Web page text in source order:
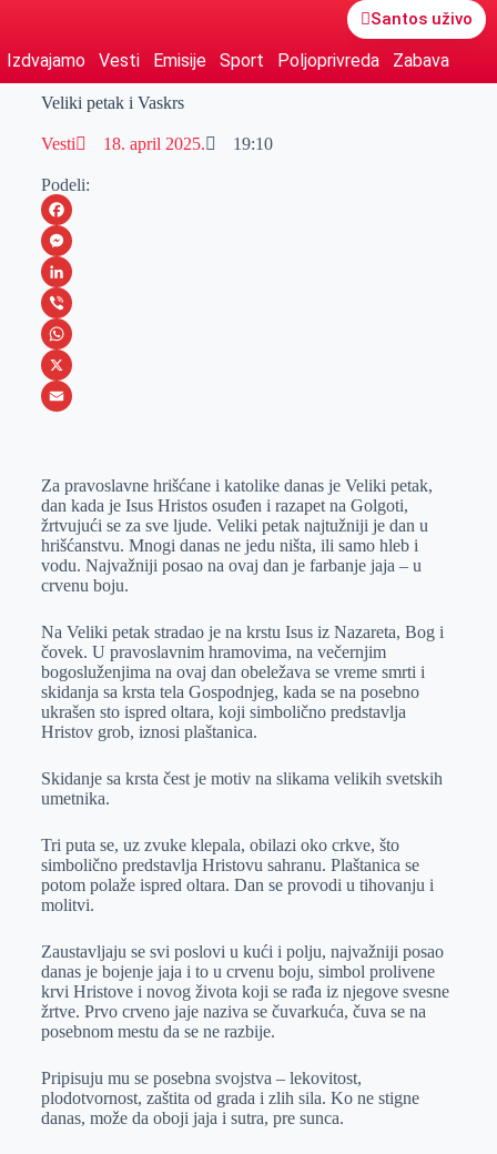
Santos uživo
Izdvajamo Vesti Emisije Sport Poljoprivreda Zabava
Veliki petak i Vaskrs
Vesti 18. april 2025. 19:10
Podeli:
F
a
c
e
b
o
M
e
s
s
e
e
r
L
i
n
k
I
n
V
i
b
W
h
s
A
p
p
X
a
i
l
Za pravoslavne hrišćane i katolike danas je Veliki petak,
dan kada je Isus Hristos osuđen i razapet na Golgoti,
žrtvujući se za sve ljude. Veliki petak najtužniji je dan u
hrišćanstvu. Mnogi danas ne jedu ništa, ili samo hleb i
vodu. Najvažniji posao na ovaj dan je farbanje jaja – u
crvenu boju.
Na Veliki petak stradao je na krstu Isus iz Nazareta, Bog i
čovek. U pravoslavnim hramovima, na večernjim
bogosluženjima na ovaj dan obeležava se vreme smrti i
skidanja sa krsta tela Gospodnjeg, kada se na posebno
ukrašen sto ispred oltara, koji simbolično predstavlja
Hristov grob, iznosi plaštanica.
Skidanje sa krsta čest je motiv na slikama velikih svetskih
umetnika.
Tri puta se, uz zvuke klepala, obilazi oko crkve, što
simbolično predstavlja Hristovu sahranu. Plaštanica se
potom polaže ispred oltara. Dan se provodi u tihovanju i
molitvi.
Zaustavljaju se svi poslovi u kući i polju, najvažniji posao
danas je bojenje jaja i to u crvenu boju, simbol prolivene
krvi Hristove i novog života koji se rađa iz njegove svesne
žrtve. Prvo crveno jaje naziva se čuvarkuća, čuva se na
posebnom mestu da se ne razbije.
Pripisuju mu se posebna svojstva – lekovitost,
plodotvornost, zaštita od grada i zlih sila. Ko ne stigne
danas, može da oboji jaja i sutra, pre sunca.